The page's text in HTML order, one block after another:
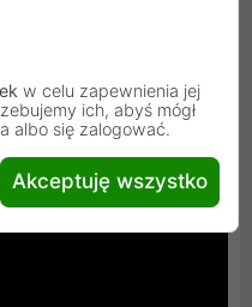
w celu zapewnienia jej
ich, abyś mógł
albo się zalogować.
Akceptuję wszystko